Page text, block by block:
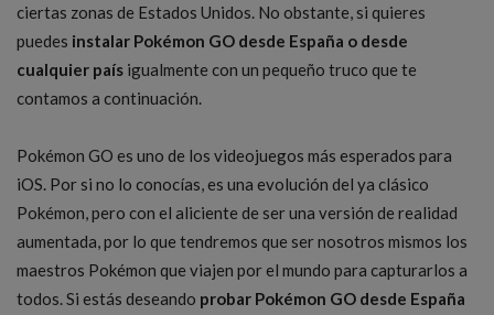
ciertas zonas de Estados Unidos. No obstante, si quieres
puedes instalar Pokémon GO desde España o desde
cualquier país igualmente con un pequeño truco que te
contamos a continuación.
Pokémon GO es uno de los videojuegos más esperados para
iOS. Por si no lo conocías, es una evolución del ya clásico
Pokémon, pero con el aliciente de ser una versión de realidad
aumentada, por lo que tendremos que ser nosotros mismos los
maestros Pokémon que viajen por el mundo para capturarlos a
todos. Si estás deseando probar Pokémon GO desde España